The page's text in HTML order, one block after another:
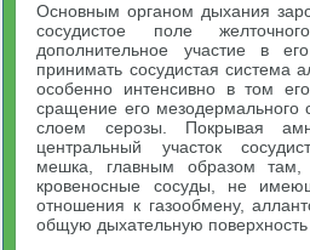
Основным органом дыхания
сосудистое поле
дополнительное участие в
принимать сосудистая система
особенно интенсивно в том
сращение его
слоем серозы. Покрывая
центральный участок
мешка, главным образом там,
кровеносные сосуды, не
отношения к газообмену,
общую дыхательную поверхность